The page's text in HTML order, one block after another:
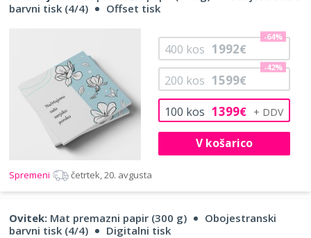
barvni tisk (4/4)
Offset tisk
100 kos 1399€
200 kos 1599€
-42%
400 kos 1992€
-64%
V košarico
Spremeni četrtek, 20. avgusta
Ovitek: Mat premazni papir (300 g)
Obojestranski
barvni tisk (4/4)
Digitalni tisk